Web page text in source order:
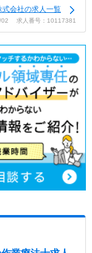
式会社の求人一覧
02 求人番号：10117381